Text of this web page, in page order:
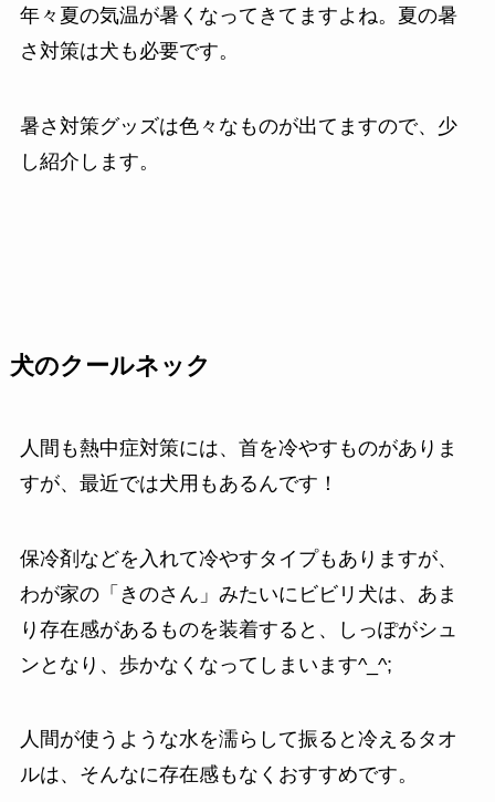
年々夏の気温が暑くなってきてますよね。夏の暑
さ対策は犬も必要です。
暑さ対策グッズは色々なものが出てますので、少
し紹介します。
犬のクールネック
人間も熱中症対策には、首を冷やすものがありま
すが、最近では犬用もあるんです！
保冷剤などを入れて冷やすタイプもありますが、
わが家の「きのさん」みたいにビビリ犬は、あま
り存在感があるものを装着すると、しっぽがシュ
ンとなり、歩かなくなってしまいます^_^;
人間が使うような水を濡らして振ると冷えるタオ
ルは、そんなに存在感もなくおすすめです。